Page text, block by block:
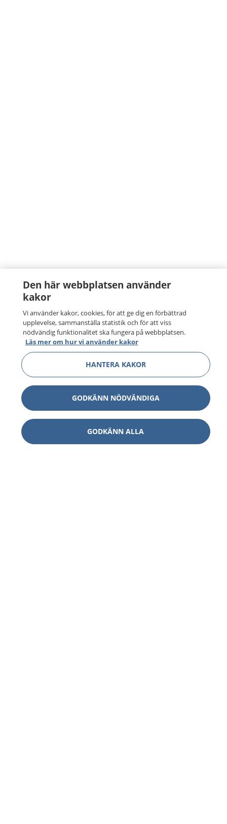
Den här webbplatsen använder
kakor
Vi använder kakor, cookies, för att ge dig en förbättrad
upplevelse, sammanställa statistik och för att viss
nödvändig funktionalitet ska fungera på webbplatsen.
Läs mer om hur vi använder kakor
HANTERA KAKOR
GODKÄNN NÖDVÄNDIGA
GODKÄNN ALLA